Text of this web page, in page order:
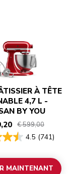
À TÊTE
4,7 L -
BY YOU
€ 599,00
4.5 (741)
MAINTENANT